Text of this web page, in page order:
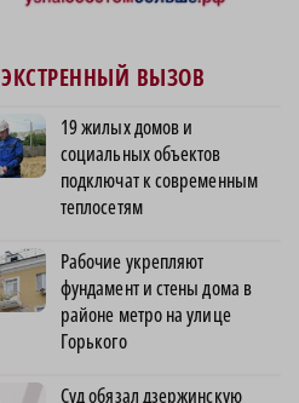
ЭКСТРЕННЫЙ ВЫЗОВ
19 жилых домов и
социальных объектов
подключат к современным
теплосетям
Рабочие укрепляют
фундамент и стены дома в
районе метро на улице
Горького
Суд обязал дзержинскую